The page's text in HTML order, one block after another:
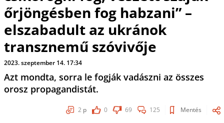
őrjöngésben fog habzani” –
elszabadult az ukránok
transznemű szóvivője
2023. szeptember 14. 17:34
Azt mondta, sorra le fogják vadászni az összes
orosz propagandistát.
2 p 0 69 125 Mentés